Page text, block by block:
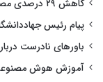
کاهش ۲۹ درصدی مصرف انرژی ساختمان‌ها با یک طراحی هوشمند
پیام رئیس
باورهای نادرست
آموزش هوش مصنوعی